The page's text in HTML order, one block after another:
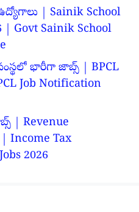
| Sainik School
| Govt Sainik School
భారీగా జాబ్స్ | BPCL
Job Notification
| Revenue
Income Tax
2026